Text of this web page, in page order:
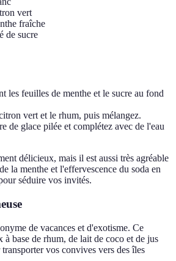
vert
fraîche
de sucre
les feuilles de menthe et le sucre au fond
vert et le rhum, puis mélangez.
de glace pilée et complétez avec de l'eau
délicieux, mais il est aussi très agréable
la menthe et l'effervescence du soda en
séduire vos invités.
de vacances et d'exotisme. Ce
base de rhum, de lait de coco et de jus
vos convives vers des îles